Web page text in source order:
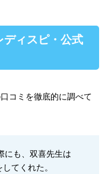
ィスピ・公式
コミを徹底的に調べて
にも、双喜先生は
てくれた。